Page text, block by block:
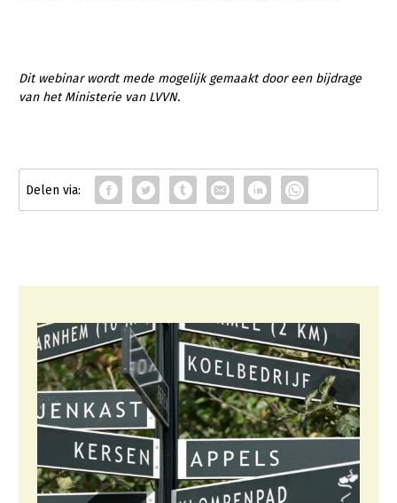
Dit webinar wordt mede mogelijk gemaakt door een bijdrage
van het Ministerie van LVVN.